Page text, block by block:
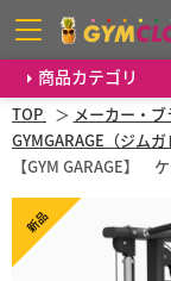
商品カテゴリ
TOP
メーカー・
GYMGARAGE（ジムガ
【GYM GARAGE】
新品